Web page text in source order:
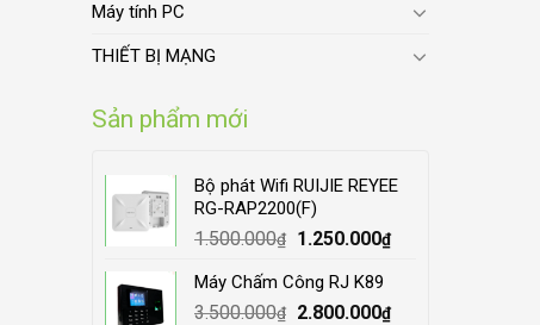
Máy tính PC
THIẾT BỊ MẠNG
Sản phẩm mới
Bộ phát Wifi RUIJIE REYEE
RG-RAP2200(F)
1.500.000₫
Original
was:
1.500.000₫.
1.250.000₫Current
1.250.000₫.
Máy Chấm Công RJ K89
3.500.000₫
Original
2.800.000₫Current